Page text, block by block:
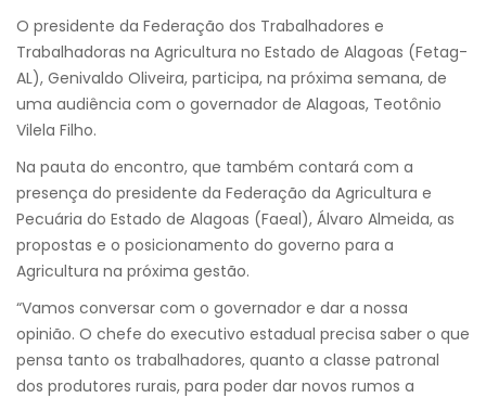
O presidente da Federação dos Trabalhadores e
Trabalhadoras na Agricultura no Estado de Alagoas (Fetag-
AL), Genivaldo Oliveira, participa, na próxima semana, de
uma audiência com o governador de Alagoas, Teotônio
Vilela Filho.
Na pauta do encontro, que também contará com a
presença do presidente da Federação da Agricultura e
Pecuária do Estado de Alagoas (Faeal), Álvaro Almeida, as
propostas e o posicionamento do governo para a
Agricultura na próxima gestão.
“Vamos conversar com o governador e dar a nossa
opinião. O chefe do executivo estadual precisa saber o que
pensa tanto os trabalhadores, quanto a classe patronal
dos produtores rurais, para poder dar novos rumos a